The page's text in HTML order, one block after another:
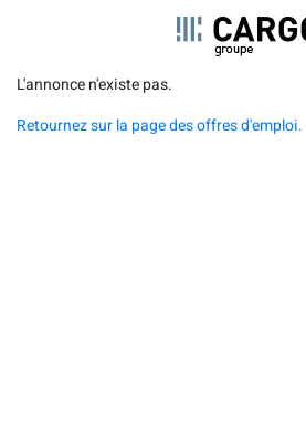
Pasar
contenido
L'annonce n'existe pas.
Retournez sur la page des offres d'emploi.